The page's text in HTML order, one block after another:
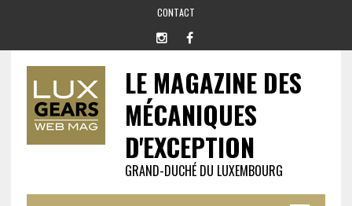
CONTACT
LE MAGAZINE DES
MÉCANIQUES
D'EXCEPTION
GRAND-DUCHÉ DU LUXEMBOURG